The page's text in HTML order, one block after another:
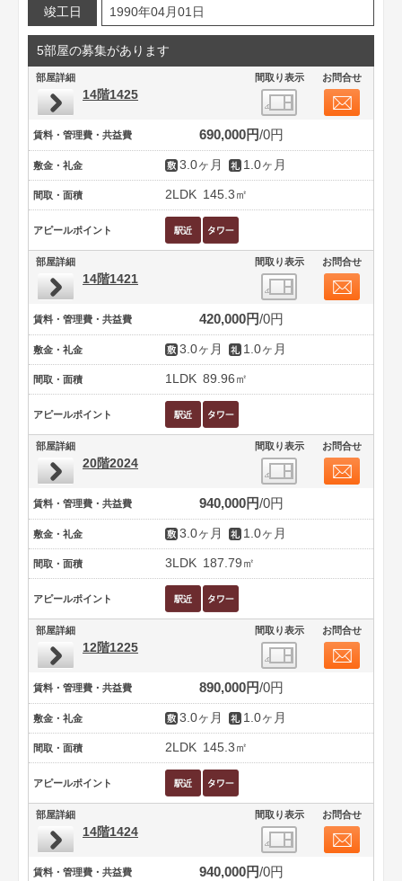
竣工日 1990年04月01日
5部屋の募集があります
部屋詳細 間取り表示 お問合せ
14階1425
賃料・管理費・共益費 690,000円 0円
敷金・礼金 3.0ヶ月 1.0ヶ月
間取・面積 2LDK 145.3㎡
アピールポイント
部屋詳細 間取り表示 お問合せ
14階1421
賃料・管理費・共益費 420,000円 0円
敷金・礼金 3.0ヶ月 1.0ヶ月
間取・面積 1LDK 89.96㎡
アピールポイント
部屋詳細 間取り表示 お問合せ
20階2024
賃料・管理費・共益費 940,000円 0円
敷金・礼金 3.0ヶ月 1.0ヶ月
間取・面積 3LDK 187.79㎡
アピールポイント
部屋詳細 間取り表示 お問合せ
12階1225
賃料・管理費・共益費 890,000円 0円
敷金・礼金 3.0ヶ月 1.0ヶ月
間取・面積 2LDK 145.3㎡
アピールポイント
部屋詳細 間取り表示 お問合せ
14階1424
賃料・管理費・共益費 940,000円 0円